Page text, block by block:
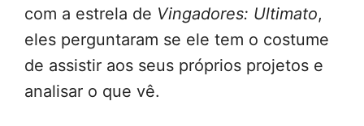
com a estrela de Vingadores: Ultimato,
eles perguntaram se ele tem o costume
de assistir aos seus próprios projetos e
analisar o que vê.